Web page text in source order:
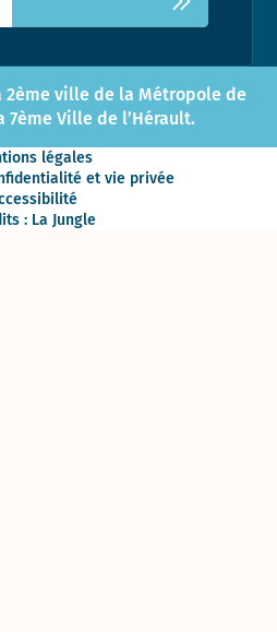
2ème ville de la Métropole de
Ville de l’Hérault.
légales
et vie privée
: La Jungle